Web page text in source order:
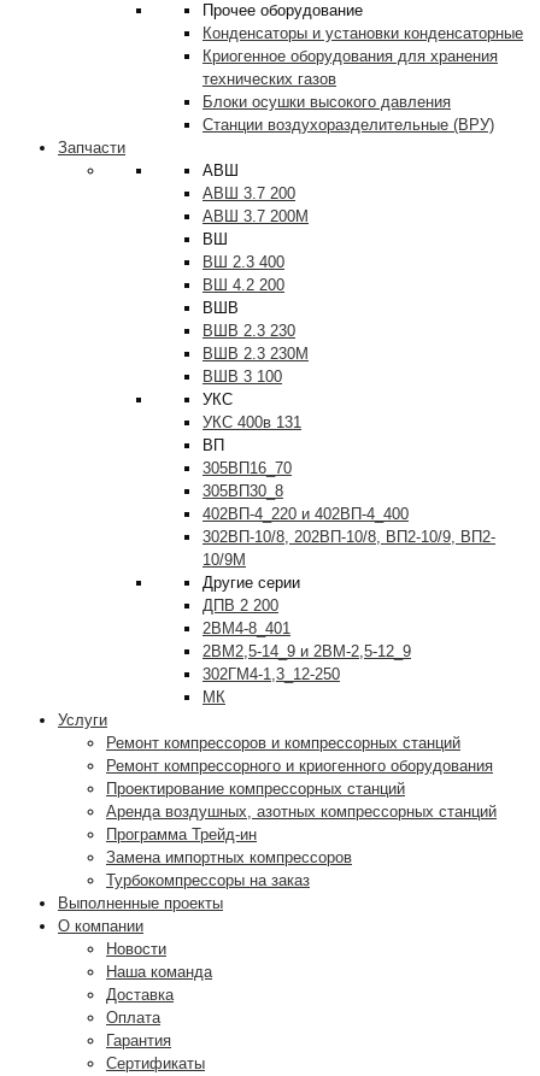
Прочее оборудование
Конденсаторы и установки конденсаторные
Криогенное оборудования для хранения
технических газов
Блоки осушки высокого давления
Станции воздухоразделительные (ВРУ)
Запчасти
АВШ
АВШ 3.7 200
АВШ 3.7 200М
ВШ
ВШ 2.3 400
ВШ 4.2 200
ВШВ
ВШВ 2.3 230
ВШВ 2.3 230М
ВШВ 3 100
УКС
УКС 400в 131
ВП
305ВП16_70
305ВП30_8
402ВП-4_220 и 402ВП-4_400
302ВП-10/8, 202ВП-10/8, ВП2-10/9, ВП2-
10/9М
Другие серии
ДПВ 2 200
2ВМ4-8_401
2ВМ2,5-14_9 и 2ВМ-2,5-12_9
302ГМ4-1,3_12-250
МК
Услуги
Ремонт компрессоров и компрессорных станций
Ремонт компрессорного и криогенного оборудования
Проектирование компрессорных станций
Аренда воздушных, азотных компрессорных станций
Программа Трейд-ин
Замена импортных компрессоров
Турбокомпрессоры на заказ
Выполненные проекты
О компании
Новости
Наша команда
Доставка
Оплата
Гарантия
Сертификаты